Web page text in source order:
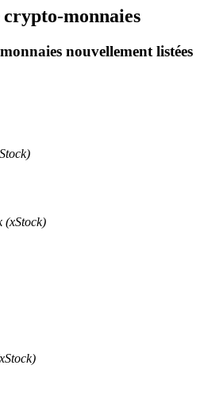
terme et des intérêts flexibles
monnaies
nouvellement listées
(xStock)